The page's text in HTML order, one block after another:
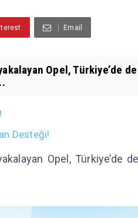
Email
Opel, Türkiye’de de
Desteği!
Opel, Türkiye’de de